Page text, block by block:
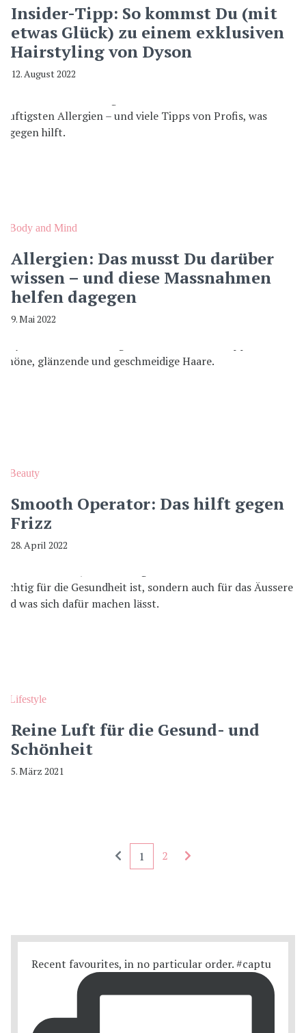
Insider-Tipp: So kommst Du (mit
etwas Glück) zu einem exklusiven
Hairstyling von Dyson
12. August 2022
Body and Mind
Allergien: Das musst Du darüber
wissen – und diese Massnahmen
helfen dagegen
9. Mai 2022
Beauty
Smooth Operator: Das hilft gegen
Frizz
28. April 2022
Lifestyle
Reine Luft für die Gesund- und
Schönheit
5. März 2021
Seitennummerierung - rückwärts
1 2
Recent favourites, in no particular order. #captu